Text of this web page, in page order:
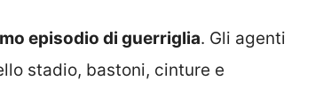
episodio di guerriglia. Gli agenti
stadio, bastoni, cinture e